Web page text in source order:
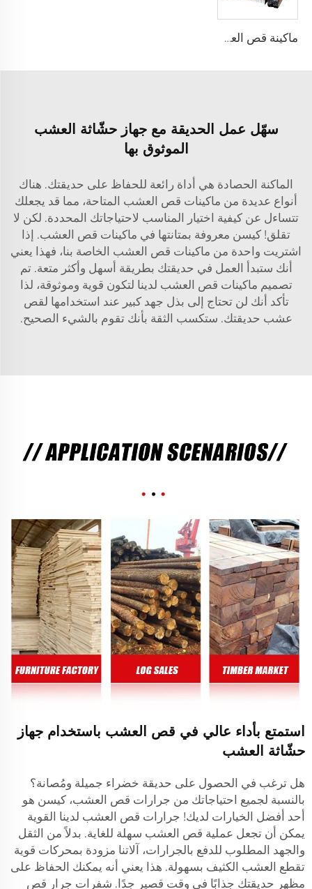
ماكينة قص العشب عن بعد تعمل بالديزل/الكهرباء/البنزين ذات المبيعات الجيدة ماكينة قص العشب المصغرة الروبوتية
سهّل عمل الحديقة مع جهاز حشّاثة العشب
الموثوق بها
الماكنة الحصادة هي أداة رائعة للحفاظ على حديقتك. هناك
أنواع عديدة من ماكينات قص العشب المتاحة، مما قد يجعلك
تتساءل عن كيفية اختيار المناسب لاحتياجاتك المحددة. لكن لا
تقلق! كيسن معروفة بمتانتها في ماكينات قص العشب. إذا
اشتريت واحدة من ماكينات قص العشب الخاصة بنا، فهذا يعني
أنك ستبدأ العمل في حديقتك بطريقة أسهل وأكثر متعة. تم
تصميم ماكينات قص العشب لدينا لتكون قوية وموثوقة، لذا
تأكد أنك لن تحتاج إلى بذل جهد كبير عند استخدامها لقص
عشب حديقتك. ستكسب الثقة بأنك تقوم بالشيء الصحيح.
استمتع بأداء عالي في قص العشب باستخدام جهاز
حشّاثة العشب
هل ترغب في الحصول على حديقة خضراء جميلة ومُصانة؟
بالنسبة لجميع احتياجاتك من جرارات قص العشب، كيسن هو
أحد أفضل الخيارات لديك! جرارات قص العشب لدينا القوية
يمكن أن تجعل عملية قص العشب سهلة للغاية. بدلاً من الثقل
والجهد المطلوب للدفع بالجرارات، آلاتنا مزودة بمحركات قوية
تقطع العشب الكثيف بسهولة. هذا يعني أنه يمكنك الحفاظ على
مظهر حديقتك جذابًا في وقت قصير جدًا. شفرات جرار قص